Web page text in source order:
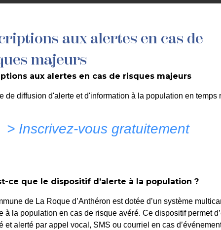
MON QUOTIDIEN DÉCOUVRIR LA ROQUE
à la peste porcine africaine (PPA)
À L’ÉPISODE VENTEUX DU 26
aux alertes en cas de
majeurs
aux alertes en cas de risques majeurs
de diffusion d'alerte et d'information à la population en temps
> Inscrivez-vous gratuitement
ce que le dispositif d’alerte à la population ?
de La Roque d’Anthéron est dotée d’un système
à la population en cas de risque avéré. Ce dispositif permet
et alerté par appel vocal, SMS ou courriel en cas